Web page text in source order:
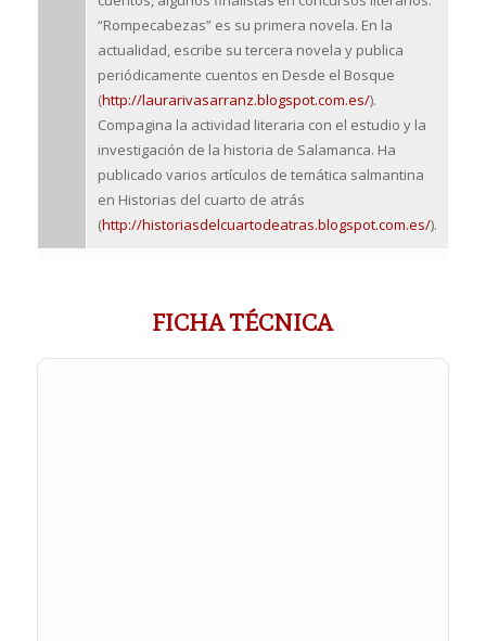
“Rompecabezas” es su primera novela. En la
actualidad, escribe su tercera novela y publica
periódicamente cuentos en Desde el Bosque
(http://laurarivasarranz.blogspot.com.es/).
Compagina la actividad literaria con el estudio y la
investigación de la historia de Salamanca. Ha
publicado varios artículos de temática salmantina
en Historias del cuarto de atrás
(http://historiasdelcuartodeatras.blogspot.com.es/).
FICHA TÉCNICA